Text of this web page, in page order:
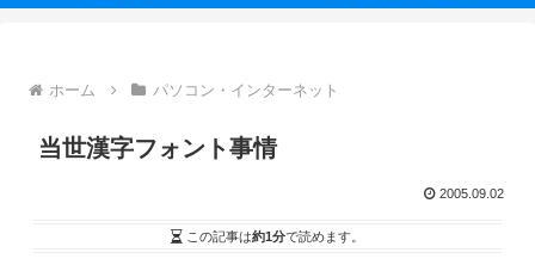
ホーム パソコン・インターネット
当世漢字フォント事情
2005.09.02
この記事は約1分で読めます。